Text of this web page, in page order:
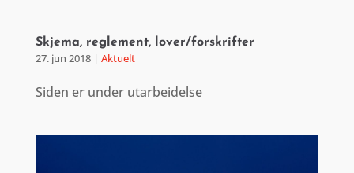
Skjema, reglement, lover/forskrifter
27. jun 2018| Aktuelt
Siden er under utarbeidelse